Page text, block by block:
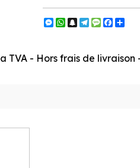
Messenger
WhatsApp
Snapchat
Telegram
Message
TVA - Hors frais de